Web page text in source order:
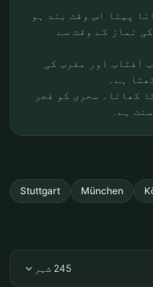
پینا اس وقت بند ہو
نماز کے وقت سے
آفتاب اور مغرب کی
ہے۔
کھانا۔ سحری کو فجر
ہے۔
München
Stuttgart
245 شہر